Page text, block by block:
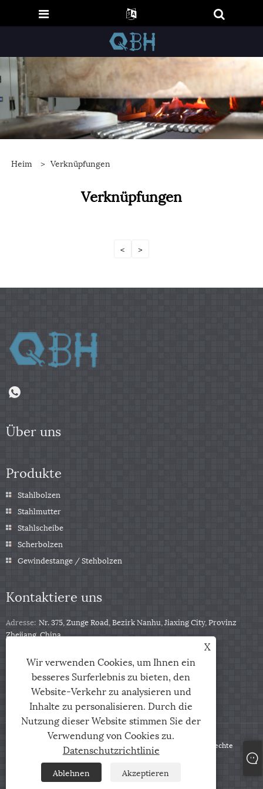
Heim > Verknüpfungen
Verknüpfungen
< >
Über uns
Produkte
Stahlbolzen
Stahlmutter
Stahlscheibe
Scherbolzen
Gewindestange / Stehbolzen
Kontaktiere uns
Adresse: Nr. 375, Zunge Road, Bezirk Nanhu, Jiaxing City, Provinz
Zhejiang, China
Telefon: +86-13511332403
Copyright © 2024 Jiaxing City Qunbang Hardware Co, Ltd. Alle Rechte
Sitemap RSS XML Datenschutzrichtlinie
X
Wir verwenden Cookies, um Ihnen ein
besseres Surferlebnis zu bieten, den
Website-Verkehr zu analysieren und
Inhalte zu personalisieren. Durch die
Nutzung dieser Website stimmen Sie der
Verwendung von Cookies zu.
Datenschutzrichtlinie
Ablehnen Akzeptieren